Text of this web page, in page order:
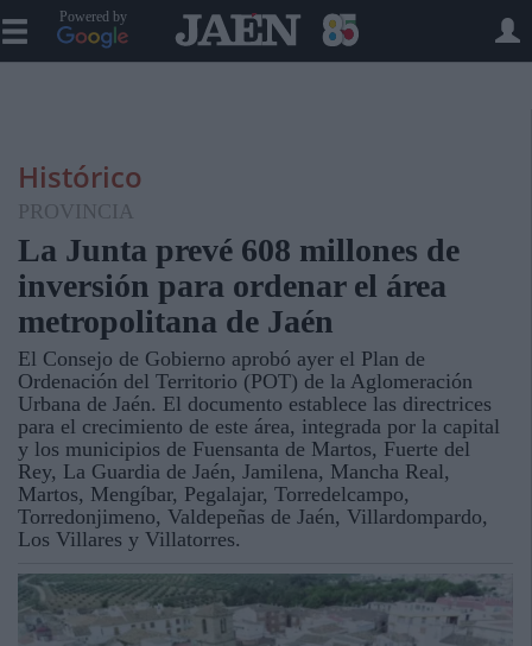
Powered by
Histórico
PROVINCIA
La Junta prevé 608 millones de
inversión para ordenar el área
metropolitana de Jaén
El Consejo de Gobierno aprobó ayer el Plan de
Ordenación del Territorio (POT) de la Aglomeración
Urbana de Jaén. El documento establece las directrices
para el crecimiento de este área, integrada por la capital
y los municipios de Fuensanta de Martos, Fuerte del
Rey, La Guardia de Jaén, Jamilena, Mancha Real,
Martos, Mengíbar, Pegalajar, Torredelcampo,
Torredonjimeno, Valdepeñas de Jaén, Villardompardo,
Los Villares y Villatorres.